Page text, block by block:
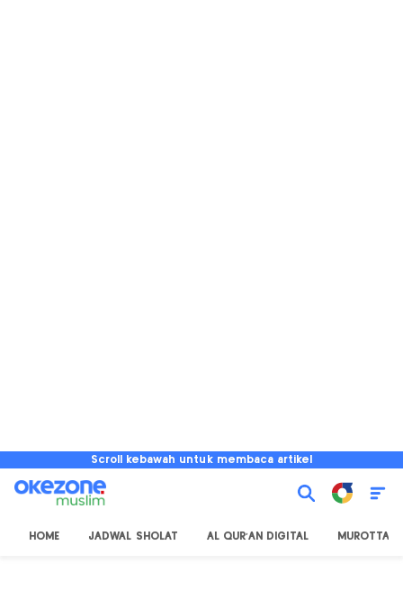
Scroll kebawah untuk membaca artikel
HOME JADWAL SHOLAT AL QUR'AN DIGITAL MUROTTAL